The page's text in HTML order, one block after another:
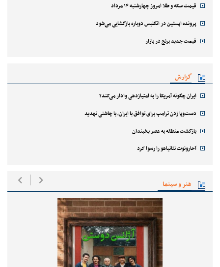
قیمت سکه و طلا امروز چهارشنبه ۱۴ مرداد
پرونده اپستین در انگلیس دوباره بازگشایی می‌شود
قیمت جدید برنج در بازار
گزارش
ایران چگونه آمریکا را به امتیازدهی وادار می‌کند؟
دست‌وپا زدن ترامپ برای توافق با ایران، با چاشنی تهدید
بازگشت منطقه به عصر یخبندان
آحارونوت نتانیاهو را رسوا کرد
هنر و سینما